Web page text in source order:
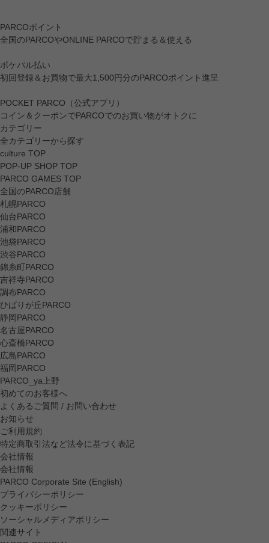
PARCOポイント
全国のPARCOやONLINE PARCOで貯まる＆使える
ポケパル払い
初回登録＆お買物で最大1,500円分のPARCOポイント進呈
POCKET PARCO（公式アプリ）
コイン＆クーポンでPARCOでのお買い物がオトクに
カテゴリー
全カテゴリーから探す
culture TOP
POP-UP SHOP TOP
PARCO GAMES TOP
全国のPARCO店舗
札幌PARCO
仙台PARCO
浦和PARCO
池袋PARCO
渋谷PARCO
錦糸町PARCO
吉祥寺PARCO
調布PARCO
ひばりが丘PARCO
静岡PARCO
名古屋PARCO
心斎橋PARCO
広島PARCO
福岡PARCO
PARCO_ya上野
初めてのお客様へ
よくあるご質問 / お問い合わせ
お知らせ
ご利用規約
特定商取引法など法令に基づく表記
会社情報
会社情報
PARCO Corporate Site (English)
プライバシーポリシー
クッキーポリシー
ソーシャルメディアポリシー
関連サイト